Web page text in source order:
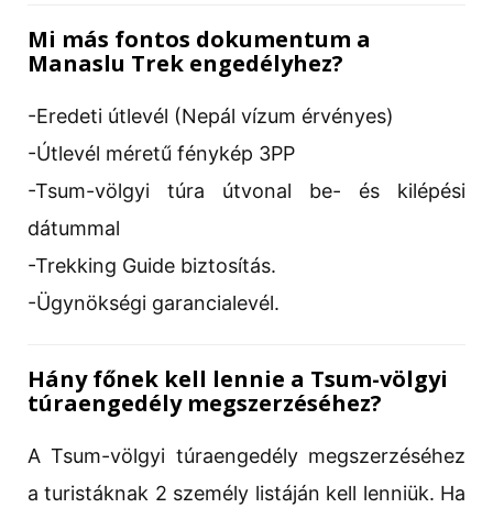
Mi más fontos dokumentum a
Manaslu Trek engedélyhez?
-Eredeti útlevél (Nepál vízum érvényes)
-Útlevél méretű fénykép 3PP
-Tsum-völgyi túra útvonal be- és kilépési
dátummal
-Trekking Guide biztosítás.
-Ügynökségi garancialevél.
Hány főnek kell lennie a Tsum-völgyi
túraengedély megszerzéséhez?
A Tsum-völgyi túraengedély megszerzéséhez
a turistáknak 2 személy listáján kell lenniük. Ha